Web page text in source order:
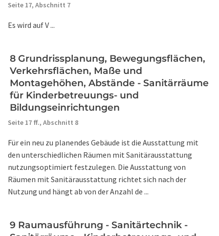
Seite 17, Abschnitt 7
Es wird auf V ...
8 Grundrissplanung, Bewegungsflächen,
Verkehrsflächen, Maße und
Montagehöhen, Abstände - Sanitärräume
für Kinderbetreuungs- und
Bildungseinrichtungen
Seite 17 ff., Abschnitt 8
Für ein neu zu planendes Gebäude ist die Ausstattung mit
den unterschiedlichen Räumen mit Sanitärausstattung
nutzungsoptimiert festzulegen. Die Ausstattung von
Räumen mit Sanitärausstattung richtet sich nach der
Nutzung und hängt ab von der Anzahl de ...
9 Raumausführung - Sanitärtechnik -